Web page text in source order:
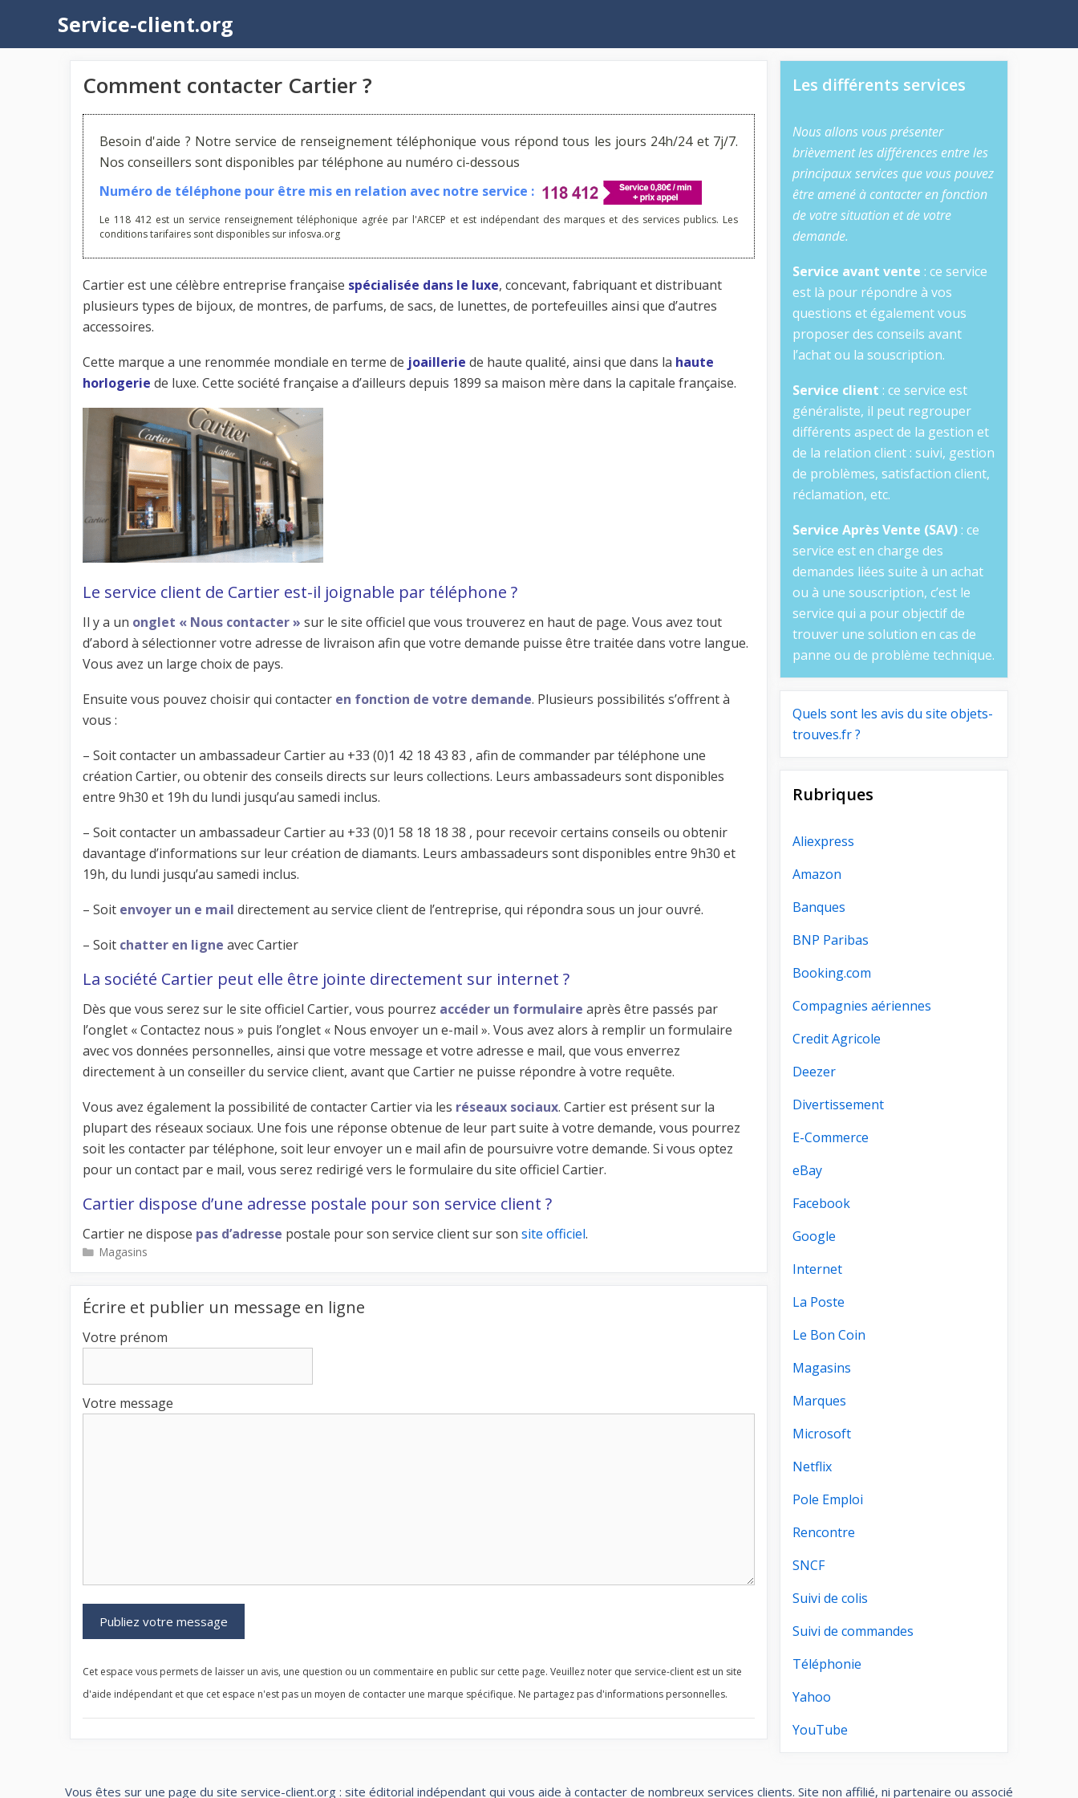
contenu
Service-client.org
Comment contacter Cartier ?
Besoin d'aide ? Notre service de renseignement téléphonique vous répond tous les jours 24h/24 et 7j/7.
Nos conseillers sont disponibles par téléphone au numéro ci-dessous
Numéro de téléphone pour être mis en relation avec notre service :
Le 118 412 est un service renseignement téléphonique agrée par l'ARCEP et est indépendant des marques et des services publics. Les
conditions tarifaires sont disponibles sur infosva.org
Cartier est une célèbre entreprise française spécialisée dans le luxe, concevant, fabriquant et distribuant
plusieurs types de bijoux, de montres, de parfums, de sacs, de lunettes, de portefeuilles ainsi que d’autres
accessoires.
Cette marque a une renommée mondiale en terme de joaillerie de haute qualité, ainsi que dans la haute
horlogerie de luxe. Cette société française a d’ailleurs depuis 1899 sa maison mère dans la capitale française.
Le service client de Cartier est-il joignable par téléphone ?
Il y a un onglet « Nous contacter » sur le site officiel que vous trouverez en haut de page. Vous avez tout
d’abord à sélectionner votre adresse de livraison afin que votre demande puisse être traitée dans votre langue.
Vous avez un large choix de pays.
Ensuite vous pouvez choisir qui contacter en fonction de votre demande. Plusieurs possibilités s’offrent à
vous :
– Soit contacter un ambassadeur Cartier au +33 (0)1 42 18 43 83 , afin de commander par téléphone une
création Cartier, ou obtenir des conseils directs sur leurs collections. Leurs ambassadeurs sont disponibles
entre 9h30 et 19h du lundi jusqu’au samedi inclus.
– Soit contacter un ambassadeur Cartier au +33 (0)1 58 18 18 38 , pour recevoir certains conseils ou obtenir
davantage d’informations sur leur création de diamants. Leurs ambassadeurs sont disponibles entre 9h30 et
19h, du lundi jusqu’au samedi inclus.
– Soit envoyer un e mail directement au service client de l’entreprise, qui répondra sous un jour ouvré.
– Soit chatter en ligne avec Cartier
La société Cartier peut elle être jointe directement sur internet ?
Dès que vous serez sur le site officiel Cartier, vous pourrez accéder un formulaire après être passés par
l’onglet « Contactez nous » puis l’onglet « Nous envoyer un e-mail ». Vous avez alors à remplir un formulaire
avec vos données personnelles, ainsi que votre message et votre adresse e mail, que vous enverrez
directement à un conseiller du service client, avant que Cartier ne puisse répondre à votre requête.
Vous avez également la possibilité de contacter Cartier via les réseaux sociaux. Cartier est présent sur la
plupart des réseaux sociaux. Une fois une réponse obtenue de leur part suite à votre demande, vous pourrez
soit les contacter par téléphone, soit leur envoyer un e mail afin de poursuivre votre demande. Si vous optez
pour un contact par e mail, vous serez redirigé vers le formulaire du site officiel Cartier.
Cartier dispose d’une adresse postale pour son service client ?
Cartier ne dispose pas d’adresse postale pour son service client sur son site officiel.
Catégories
Magasins
Écrire et publier un message en ligne
Votre prénom
Votre message
Cet espace vous permets de laisser un avis, une question ou un commentaire en public sur cette page. Veuillez noter que service-client est un site
d'aide indépendant et que cet espace n'est pas un moyen de contacter une marque spécifique. Ne partagez pas d'informations personnelles.
Les différents services
Nous allons vous présenter
brièvement les différences entre les
principaux services que vous pouvez
être amené à contacter en fonction
de votre situation et de votre
demande.
Service avant vente : ce service
est là pour répondre à vos
questions et également vous
proposer des conseils avant
l’achat ou la souscription.
Service client : ce service est
généraliste, il peut regrouper
différents aspect de la gestion et
de la relation client : suivi, gestion
de problèmes, satisfaction client,
réclamation, etc.
Service Après Vente (SAV) : ce
service est en charge des
demandes liées suite à un achat
ou à une souscription, c’est le
service qui a pour objectif de
trouver une solution en cas de
panne ou de problème technique.
Quels sont les avis du site objets-
trouves.fr ?
Rubriques
Aliexpress
Amazon
Banques
BNP Paribas
Booking.com
Compagnies aériennes
Credit Agricole
Deezer
Divertissement
E-Commerce
eBay
Facebook
Google
Internet
La Poste
Le Bon Coin
Magasins
Marques
Microsoft
Netflix
Pole Emploi
Rencontre
SNCF
Suivi de colis
Suivi de commandes
Téléphonie
Yahoo
YouTube
Vous êtes sur une page du site service-client.org : site éditorial indépendant qui vous aide à contacter de nombreux services clients. Site non affilié, ni partenaire ou associé